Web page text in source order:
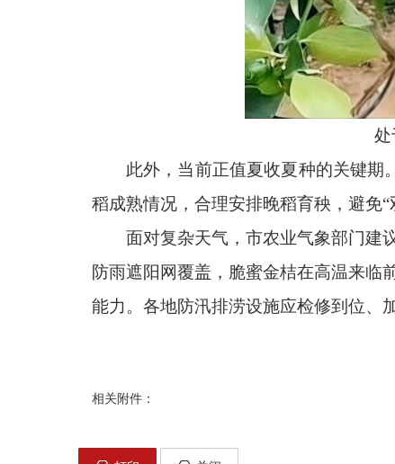
处
此外，当前正值夏收夏种的关键期
稻成熟情况，合理安排晚稻育秧，避免“
面对复杂天气，市农业气象部门建
防雨遮阳网覆盖，脆蜜金桔在高温来临
能力。各地防汛排涝设施应检修到位、
相关附件：